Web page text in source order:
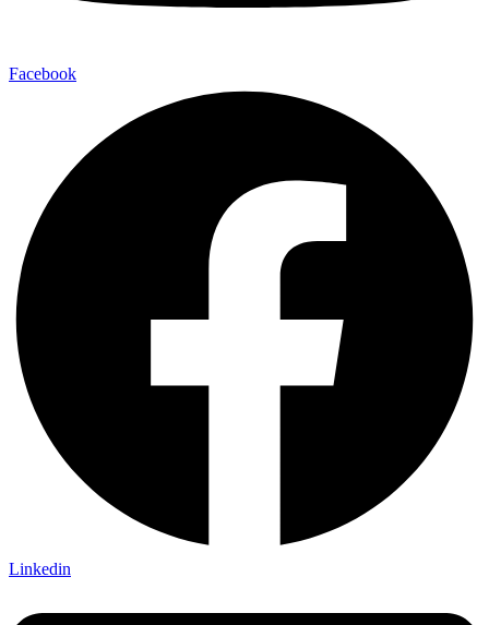
Facebook
Linkedin